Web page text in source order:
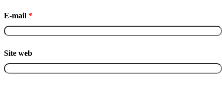
E-mail *
Site web